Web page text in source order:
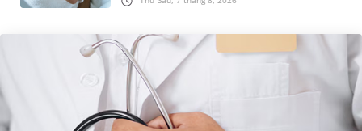
những tổn thương ban đầ...